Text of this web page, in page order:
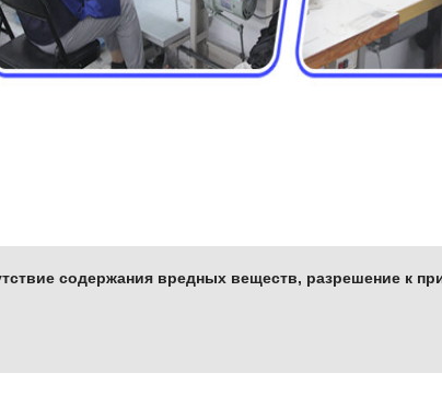
содержания вредных веществ, разрешение к